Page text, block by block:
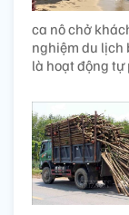
ca nô chở
nghiệm du lịch
là hoạt động